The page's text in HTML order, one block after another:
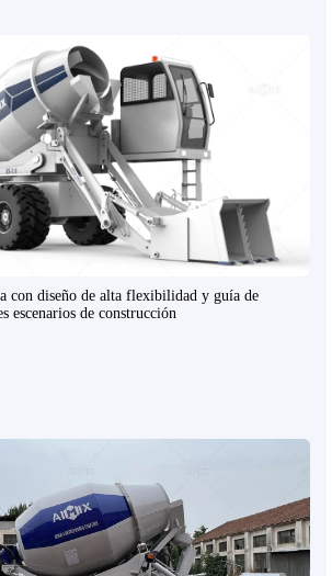
con diseño de alta flexibilidad y guía de
escenarios de construcción